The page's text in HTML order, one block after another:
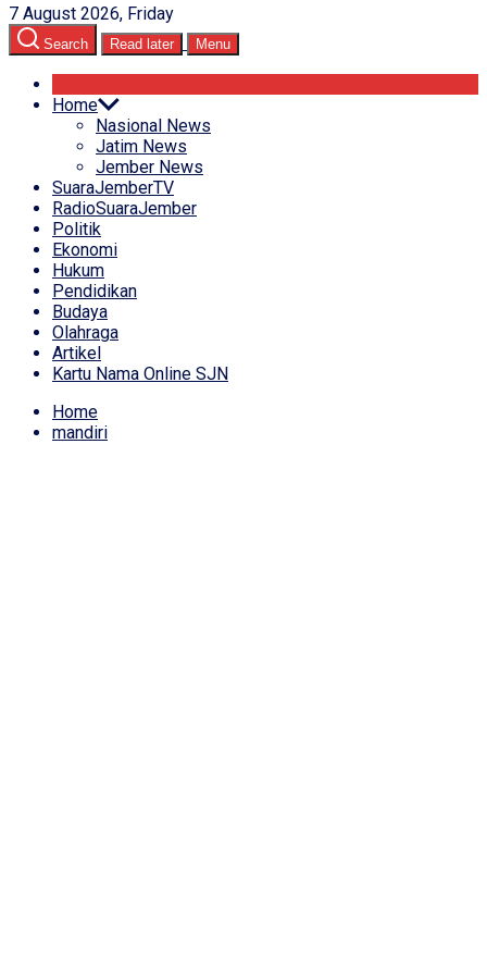
7 August 2026, Friday
Search Read later Menu
Home
Nasional News
Jatim News
Jember News
SuaraJemberTV
RadioSuaraJember
Politik
Ekonomi
Hukum
Pendidikan
Budaya
Olahraga
Artikel
Kartu Nama Online SJN
Home
mandiri